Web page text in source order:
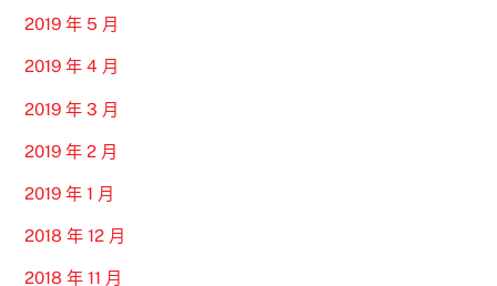
2019 年 5 月
2019 年 4 月
2019 年 3 月
2019 年 2 月
2019 年 1 月
2018 年 12 月
2018 年 11 月